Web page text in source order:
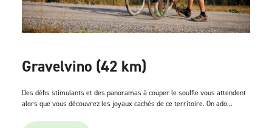
Gravelvino (42 km)
Des défis stimulants et des panoramas à couper le souffle vous attendent
alors que vous découvrez les joyaux cachés de ce territoire. On ado...